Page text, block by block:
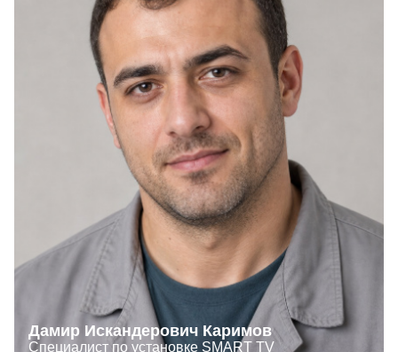
Дамир Искандерович Каримов
Специалист по установке SMART TV